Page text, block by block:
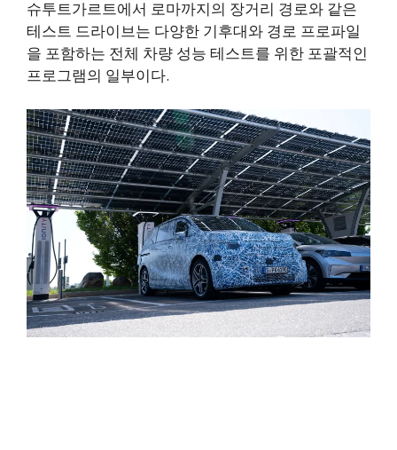
슈투트가르트에서 로마까지의 장거리 경로와 같은
테스트 드라이브는 다양한 기후대와 경로 프로파일
을 포함하는 전체 차량 성능 테스트를 위한 포괄적인
프로그램의 일부이다.